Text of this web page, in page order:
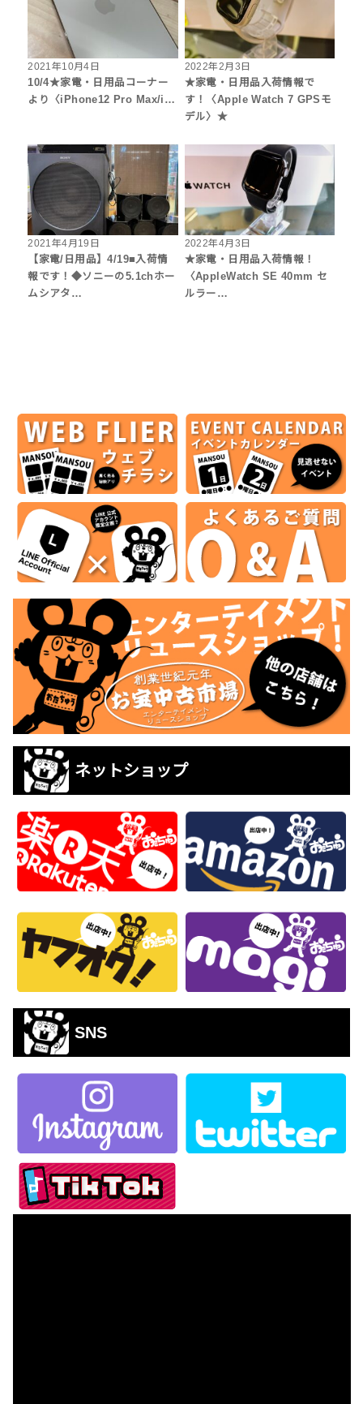
2021年10月4日
10/4★家電・日用品コーナー
より〈iPhone12 Pro Max/i…
2022年2月3日
★家電・日用品入荷情報で
す！〈Apple Watch 7 GPSモ
デル〉★
2021年4月19日
【家電/日用品】4/19■入荷情
報です！◆ソニーの5.1chホー
ムシアタ…
2022年4月3日
★家電・日用品入荷情報！
〈AppleWatch SE 40mm セ
ルラー…
ネットショップ
SNS